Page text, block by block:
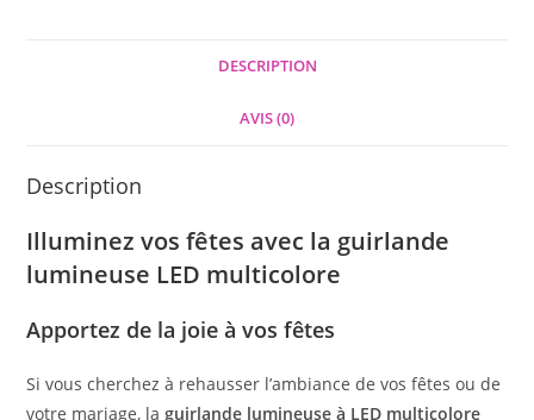
DESCRIPTION
AVIS (0)
Description
Illuminez vos fêtes avec la guirlande
lumineuse LED multicolore
Apportez de la joie à vos fêtes
Si vous cherchez à rehausser l’ambiance de vos fêtes ou de
votre mariage, laguirlande lumineuse à LED multicolore